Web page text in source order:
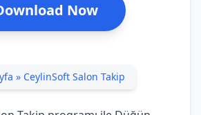
Now
» CeylinSoft Salon Takip